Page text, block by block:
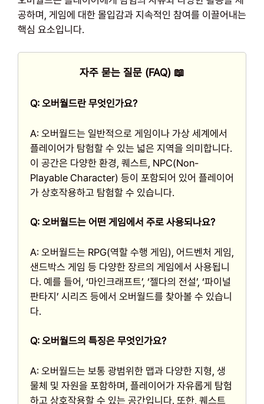
공하며, 게임에 대한 몰입감과 지속적인 참여를 이끌어내는
핵심 요소입니다.
자주 묻는 질문 (FAQ) 📖
Q: 오버월드란 무엇인가요?
A: 오버월드는 일반적으로 게임이나 가상 세계에서
플레이어가 탐험할 수 있는 넓은 지역을 의미합니다.
이 공간은 다양한 환경, 퀘스트, NPC(Non-
Playable Character) 등이 포함되어 있어 플레이어
가 상호작용하고 탐험할 수 있습니다.
Q: 오버월드는 어떤 게임에서 주로 사용되나요?
A: 오버월드는 RPG(역할 수행 게임), 어드벤처 게임,
샌드박스 게임 등 다양한 장르의 게임에서 사용됩니
다. 예를 들어, ‘마인크래프트’, ‘젤다의 전설’, ‘파이널
판타지’ 시리즈 등에서 오버월드를 찾아볼 수 있습니
다.
Q: 오버월드의 특징은 무엇인가요?
A: 오버월드는 보통 광범위한 맵과 다양한 지형, 생
물체 및 자원을 포함하며, 플레이어가 자유롭게 탐험
하고 상호작용할 수 있는 공간입니다. 또한, 퀘스트